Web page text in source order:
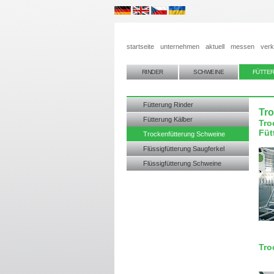
startseite unternehmen aktuell messen
RINDER SCHWEINE
Fütterung Rinder
Fütterung Kälber
Trockenfütterung Schweine
Flüssigfütterung Saugferkel
Flüssigfütterung Schweine